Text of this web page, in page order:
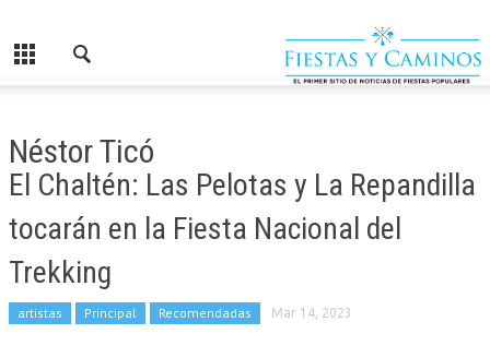
Néstor Ticó
El Chaltén: Las Pelotas y La Repandilla
tocarán en la Fiesta Nacional del
Trekking
artistas Principal Recomendadas Mar 14, 2023